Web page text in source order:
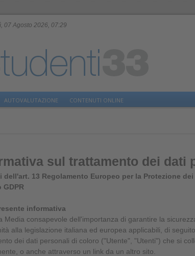
07 Agosto 2026, 07:29
AUTOVALUTAZIONE CONTENUTI ONLINE
sul trattamento dei dati
dell'art. 13 Regolamento Europeo per la Protezione
GDPR
informativa
Media consapevole dell'importanza di garantire la
alla legislazione italiana ed europea applicabili, di
dei dati personali di coloro ("Utente", "Utenti") che si
o anche attraverso un link da un altro sito.